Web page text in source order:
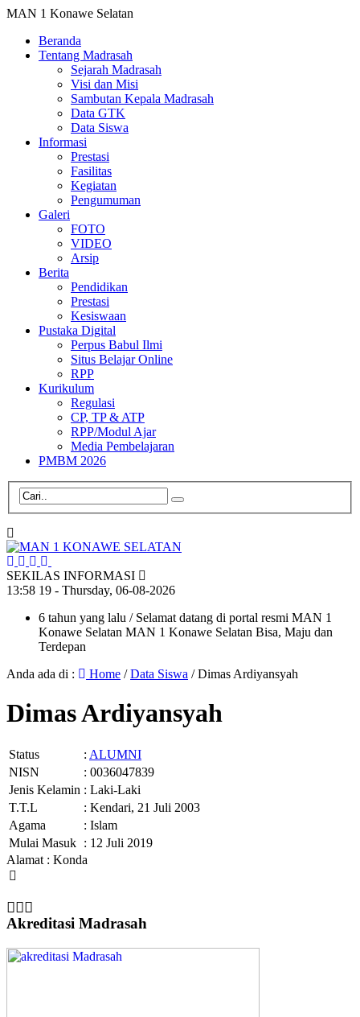
MAN 1 Konawe Selatan
Beranda
Tentang Madrasah
Sejarah Madrasah
Visi dan Misi
Sambutan Kepala Madrasah
Data GTK
Data Siswa
Informasi
Prestasi
Fasilitas
Kegiatan
Pengumuman
Galeri
FOTO
VIDEO
Arsip
Berita
Pendidikan
Prestasi
Kesiswaan
Pustaka Digital
Perpus Babul Ilmi
Situs Belajar Online
RPP
Kurikulum
Regulasi
CP, TP & ATP
RPP/Modul Ajar
Media Pembelajaran
PMBM 2026
SEKILAS INFORMASI
13:58 20 - Thursday, 06-08-2026
6 tahun yang lalu / Selamat datang di portal resmi MAN 1
Konawe Selatan MAN 1 Konawe Selatan Bisa, Maju dan
Terdepan
Anda ada di :
Home /Data Siswa /Dimas Ardiyansyah
Dimas Ardiyansyah
Status : ALUMNI
NISN
: 0036047839
Jenis Kelamin : Laki-Laki
T.T.L
: Kendari, 21 Juli 2003
Agama
: Islam
Mulai Masuk : 12 Juli 2019
Alamat : Konda
Akreditasi Madrasah